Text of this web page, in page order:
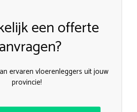
een offerte
ervaren vloerenleggers uit jouw
provincie!